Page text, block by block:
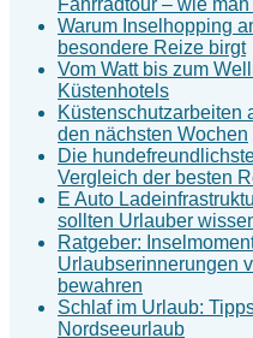
Fahrradtour – wie
Warum Inselhopping
besondere Reize birgt
Vom Watt bis zum
Küstenhotels
Küstenschutzarbeiten
den nächsten Wochen
Die
Vergleich der besten
E Auto
sollten Urlauber
Ratgeber:
Urlaubserinnerungen
bewahren
Schlaf im Urlaub:
Nordseeurlaub